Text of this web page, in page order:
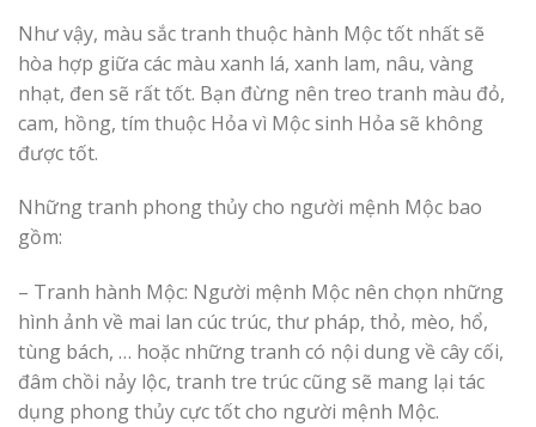
Như vậy, màu sắc tranh thuộc hành Mộc tốt nhất sẽ
hòa hợp giữa các màu xanh lá, xanh lam, nâu, vàng
nhạt, đen sẽ rất tốt. Bạn đừng nên treo tranh màu đỏ,
cam, hồng, tím thuộc Hỏa vì Mộc sinh Hỏa sẽ không
được tốt.
Những tranh phong thủy cho người mệnh Mộc bao
gồm:
– Tranh hành Mộc: Người mệnh Mộc nên chọn những
hình ảnh về mai lan cúc trúc, thư pháp, thỏ, mèo, hổ,
tùng bách, … hoặc những tranh có nội dung về cây cối,
đâm chồi nảy lộc, tranh tre trúc cũng sẽ mang lại tác
dụng phong thủy cực tốt cho người mệnh Mộc.